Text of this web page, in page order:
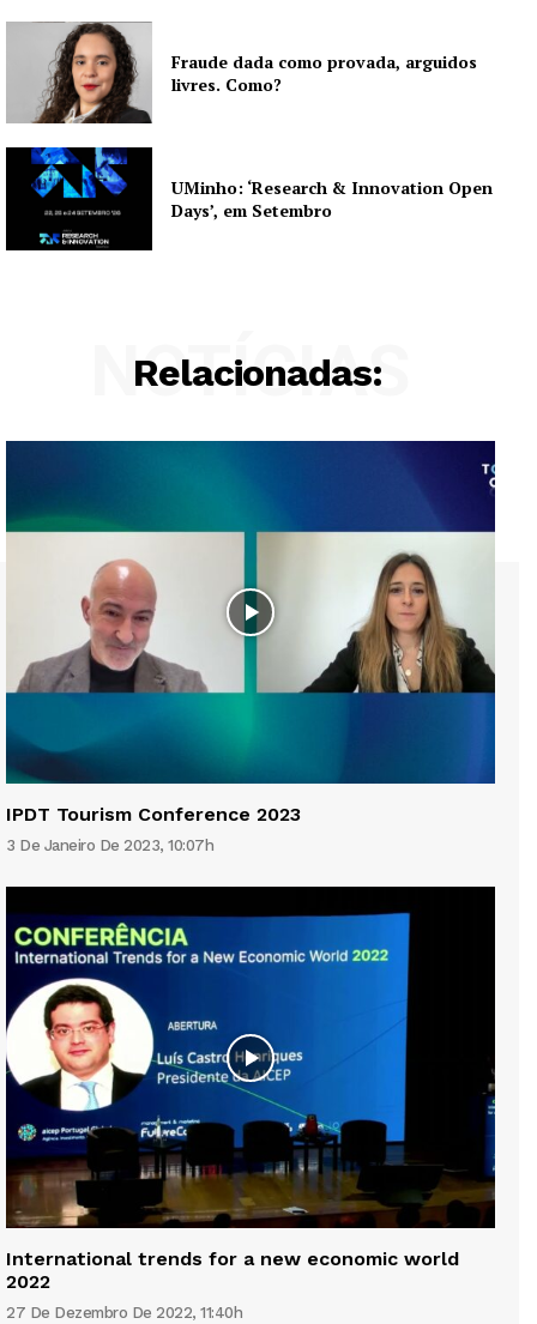
Institucional
Artigos
Fraude dada como provada, arguidos
livres. Como?
UMinho: ‘Research & Innovation Open
Days’, em Setembro
Relacionadas:
NOTÍCIAS
IPDT Tourism Conference 2023
3 De Janeiro De 2023, 10:07h
International trends for a new economic world
2022
27 De Dezembro De 2022, 11:40h